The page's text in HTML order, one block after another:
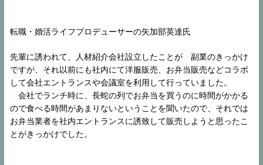
転職・婚活ライフプロデューサーの矢加部英達氏
先輩に誘われて、人材紹介会社設立したことが 副業のきっかけ
ですが、それ以前にも社内にて洋服販売、お弁当販売などコラボ
して会社エントランスや会議室を利用して行っていました。
会社でランチ時に、長蛇の列でお弁当を買うのに時間がかかる
ので食べる時間があまりないということを聞いたので、それでは
お弁当業者を社内エントランスに誘致して販売しようと思ったこ
とがきっかけでした。